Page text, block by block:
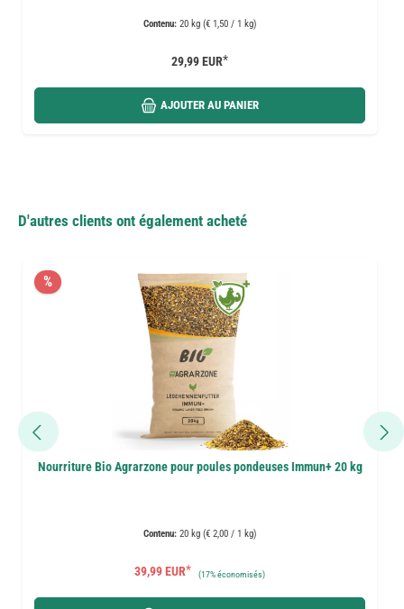
Contenu: 20 kg (€ 1,50 / 1 kg)
29,99 EUR*
AJOUTER AU PANIER
D'autres clients ont également acheté
%
Nourriture Bio Agrarzone pour poules pondeuses Immun+ 20 kg
Contenu: 20 kg (€ 2,00 / 1 kg)
39,99 EUR* (17%économisés)